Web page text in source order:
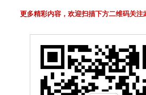
更多精彩内容，欢迎扫描下方二维码关注